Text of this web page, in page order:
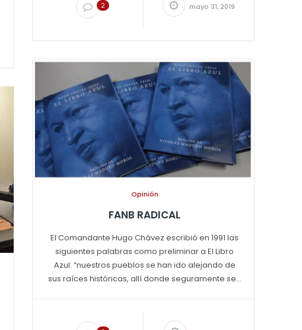
2 mayo 31, 2019
Opinión
FANB RADICAL
El Comandante Hugo Chávez escribió en 1991 las
siguientes palabras como preliminar a El Libro
Azul: “nuestros pueblos se han ido alejando de
sus raíces históricas, allí donde seguramente se...